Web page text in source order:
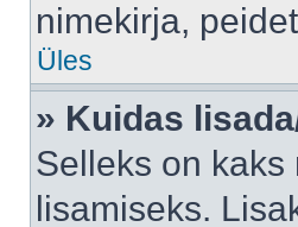
nimekirja,
Üles
» Kuidas
Selleks on
lisamiseks.